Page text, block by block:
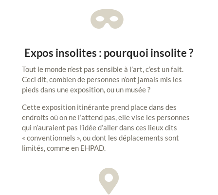

Expos insolites : pourquoi insolite ?
Tout le monde n’est pas sensible à l’art, c’est un fait.
Ceci dit, combien de personnes n’ont jamais mis les
pieds dans une exposition, ou un musée ?
Cette exposition itinérante prend place dans des
endroits où on ne l’attend pas, elle vise les personnes
qui n’auraient pas l’idée d’aller dans ces lieux dits
« conventionnels », ou dont les déplacements sont
limités, comme en EHPAD.
